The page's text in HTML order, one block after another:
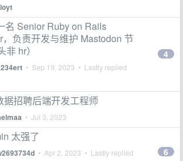
名 Senior Ruby on Rails
负责开发与维护 Mastodon 节
hr）
• Sep 19, 2023 • Lastly replied
4
据招聘后端开发工程师
• Jul 3, 2023
太强了
• Apr 2, 2023 • Lastly replied
6